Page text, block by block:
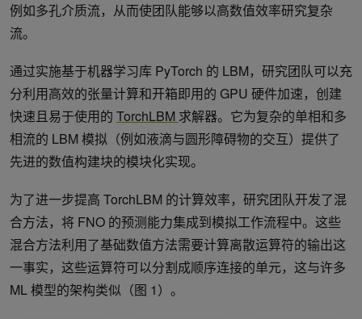
例如多孔介质流，从而使团队能够以高数值效率研究复杂
流。
通过实施基于机器学习库 PyTorch 的 LBM，研究团队可以充
分利用高效的张量计算和开箱即用的 GPU 硬件加速，创建
快速且易于使用的 TorchLBM 求解器。它为复杂的单相和多
相流的 LBM 模拟（例如液滴与圆形障碍物的交互）提供了
先进的数值构建块的模块化实现。
为了进一步提高 TorchLBM 的计算效率，研究团队开发了混
合方法，将 FNO 的预测能力集成到模拟工作流程中。这些
混合方法利用了基础数值方法需要计算离散运算符的输出这
一事实，这些运算符可以分割成顺序连接的单元，这与许多
ML 模型的架构类似（图 1）。